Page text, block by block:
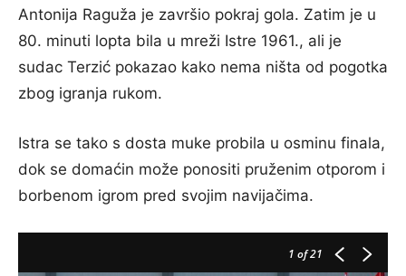
Antonija Raguža je završio pokraj gola. Zatim je u
80. minuti lopta bila u mreži Istre 1961., ali je
sudac Terzić pokazao kako nema ništa od pogotka
zbog igranja rukom.
Istra se tako s dosta muke probila u osminu finala,
dok se domaćin može ponositi pruženim otporom i
borbenom igrom pred svojim navijačima.
1 of 21